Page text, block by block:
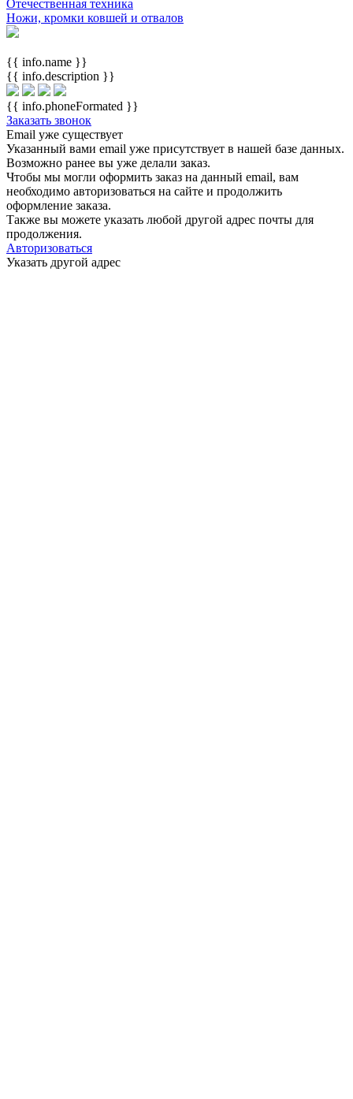
Отечественная техника
Ножи, кромки ковшей и отвалов
{{ info.name }}
{{ info.description }}
{{ info.phoneFormated }}
Заказать звонок
Email уже существует
Указанный вами email уже присутствует в нашей базе данных.
Возможно ранее вы уже делали заказ.
Чтобы мы могли оформить заказ на данный email, вам
необходимо авторизоваться на сайте и продолжить
оформление заказа.
Также вы можете указать любой другой адрес почты для
продолжения.
Авторизоваться
Указать другой адрес